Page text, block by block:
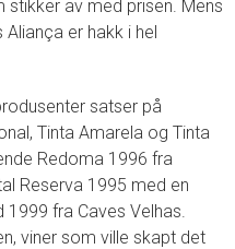
stikker av med prisen. Mens
er hakk i hel
satser på
Tinta Amarela og Tinta
Redoma 1996 fra
Reserva 1995 med en
fra Caves Velhas.
viner som ville skapt det